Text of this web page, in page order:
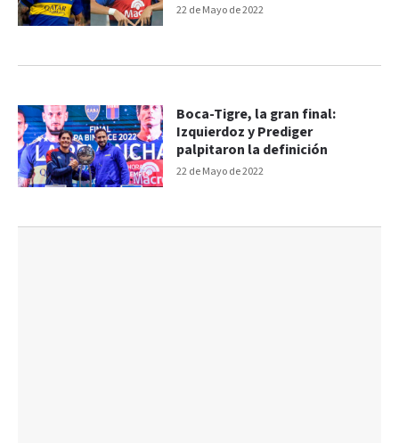
22 de Mayo de 2022
22 de Mayo de 2022
Boca-Tigre, la gran final:
Izquierdoz y Prediger
palpitaron la definición